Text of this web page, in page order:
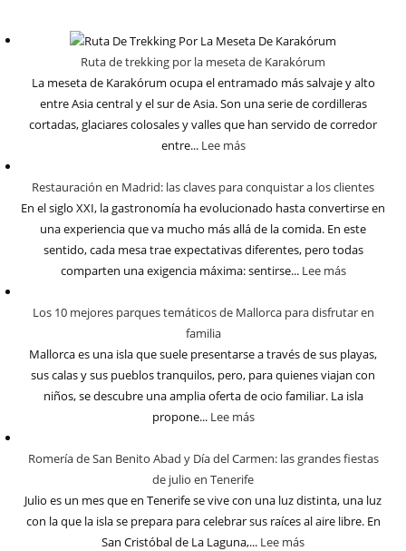
Ruta de trekking por la meseta de Karakórum
La meseta de Karakórum ocupa el entramado más salvaje y alto
entre Asia central y el sur de Asia. Son una serie de cordilleras
cortadas, glaciares colosales y valles que han servido de corredor
entre... Lee más
Restauración en Madrid: las claves para conquistar a los clientes
En el siglo XXI, la gastronomía ha evolucionado hasta convertirse en
una experiencia que va mucho más allá de la comida. En este
sentido, cada mesa trae expectativas diferentes, pero todas
comparten una exigencia máxima: sentirse... Lee más
Los 10 mejores parques temáticos de Mallorca para disfrutar en
familia
Mallorca es una isla que suele presentarse a través de sus playas,
sus calas y sus pueblos tranquilos, pero, para quienes viajan con
niños, se descubre una amplia oferta de ocio familiar. La isla
propone... Lee más
Romería de San Benito Abad y Día del Carmen: las grandes fiestas
de julio en Tenerife
Julio es un mes que en Tenerife se vive con una luz distinta, una luz
con la que la isla se prepara para celebrar sus raíces al aire libre. En
San Cristóbal de La Laguna,... Lee más